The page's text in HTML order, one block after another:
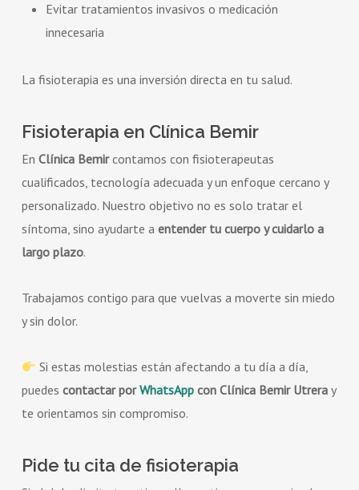
Evitar tratamientos invasivos o medicación
innecesaria
La fisioterapia es una inversión directa en tu salud.
Fisioterapia en Clínica Bemir
En Clínica Bemircontamos con fisioterapeutas
cualificados, tecnología adecuada y un enfoque cercano y
personalizado. Nuestro objetivo no es solo tratar el
síntoma, sino ayudarte a entender tu cuerpo y cuidarlo a
largo plazo.
Trabajamos contigo para que vuelvas a moverte sin miedo
y sin dolor.
Si estas molestias están afectando a tu día a día,
puedes contactar porWhatsAppcon Clínica Bemir Utreray
te orientamos sin compromiso.
Pide tu cita de fisioterapia